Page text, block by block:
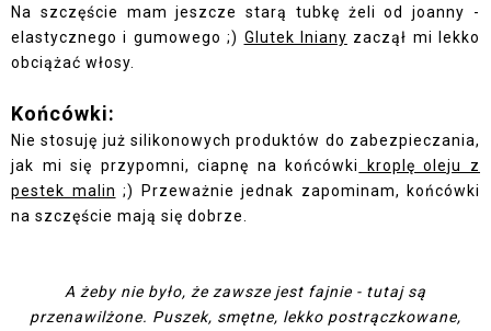
Na szczęście mam jeszcze starą tubkę żeli od joanny -
elastycznego i gumowego ;) Glutek lniany zaczął mi lekko
obciążać włosy.
Końcówki:
Nie stosuję już silikonowych produktów do zabezpieczania,
jak mi się przypomni, ciapnę na końcówki
kroplę oleju z
pestek malin ;) Przeważnie jednak zapominam, końcówki
na szczęście mają się dobrze.
A żeby nie było, że zawsze jest fajnie - tutaj są
przenawilżone. Puszek, smętne, lekko postrączkowane,